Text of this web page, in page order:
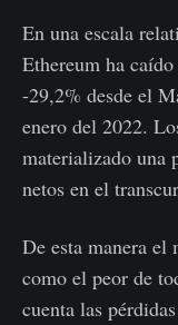
En una escala
Ethereum ha
-29,2% desde el
enero del 2022.
materializado una
netos en el
De esta manera el
como el peor de
cuenta las